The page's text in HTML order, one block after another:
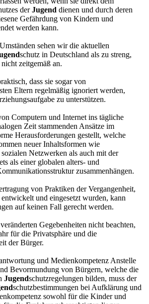
derJugend dienen und durch deren
Gefährdung von Kindern und
werden kann.
sehen wir die aktuellen
schutz in Deutschland als zu streng,
zeitgemäß an.
dass sie sogar von
Eltern regelmäßig ignoriert werden,
zu unterstützen.
Computern und Internet ins tägliche
Zeit stammenden Ansätze im
Herausforderungen gestellt, welche
neuer Inhaltsformen wie
Netzwerken als auch mit der
als einer globalen alters- und
zusammenhängen.
von Praktiken der Vergangenheit,
und eingesetzt wurden, kann
auf keinen Fall gerecht werden.
Gegebenheiten nicht beachten,
für die Privatsphäre und die
der Bürger.
und Medienkompetenz Anstelle
Bevormundung von Bürgern, welche die
Jugendschutzregelungen bilden, muss der
schutzbestimmungen bei Aufklärung und
sowohl für die Kinder und